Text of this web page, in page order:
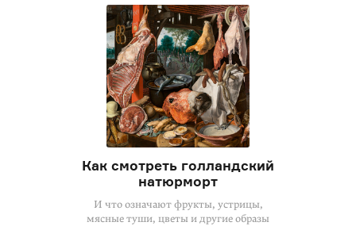
Как смотреть голландский
натюрморт
И что означают фрукты, устрицы,
мясные туши, цветы и другие образы